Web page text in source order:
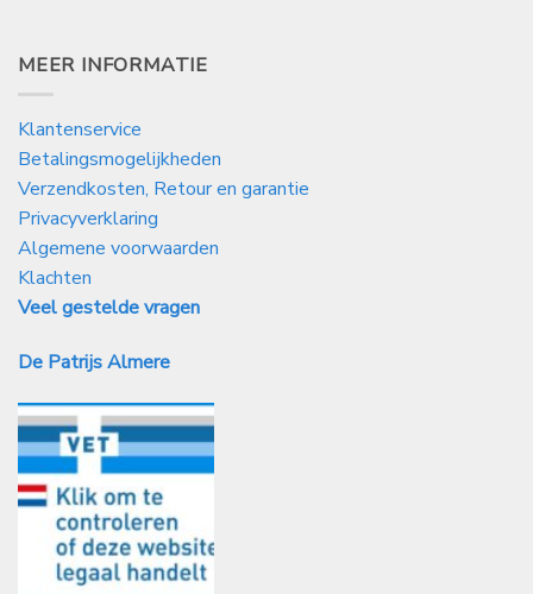
MEER INFORMATIE
Klantenservice
Betalingsmogelijkheden
Verzendkosten, Retour en garantie
Privacyverklaring
Algemene voorwaarden
Klachten
Veel gestelde vragen
De Patrijs Almere